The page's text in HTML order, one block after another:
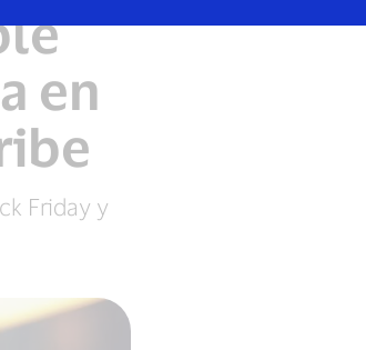
en
Friday y